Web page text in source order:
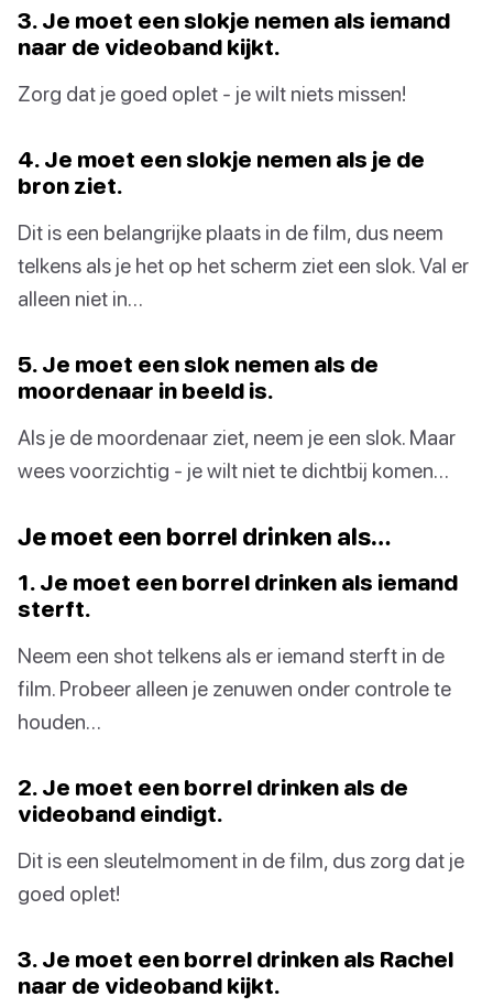
3. Je moet een slokje nemen als iemand
naar de videoband kijkt.
Zorg dat je goed oplet - je wilt niets missen!
4. Je moet een slokje nemen als je de
bron ziet.
Dit is een belangrijke plaats in de film, dus neem
telkens als je het op het scherm ziet een slok. Val er
alleen niet in…
5. Je moet een slok nemen als de
moordenaar in beeld is.
Als je de moordenaar ziet, neem je een slok. Maar
wees voorzichtig - je wilt niet te dichtbij komen…
Je moet een borrel drinken als…
1. Je moet een borrel drinken als iemand
sterft.
Neem een shot telkens als er iemand sterft in de
film. Probeer alleen je zenuwen onder controle te
houden…
2. Je moet een borrel drinken als de
videoband eindigt.
Dit is een sleutelmoment in de film, dus zorg dat je
goed oplet!
3. Je moet een borrel drinken als Rachel
naar de videoband kijkt.